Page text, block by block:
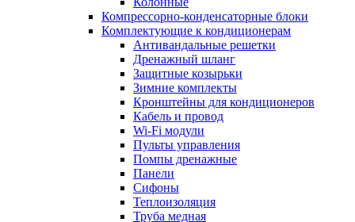
Компрессорно-конденсаторные блоки
Комплектующие к кондиционерам
Антивандальные решетки
Дренажный шланг
Защитные козырьки
Зимние комплекты
Кронштейны для кондиционеров
Кабель и провод
Wi-Fi модули
Пульты управления
Помпы дренажные
Панели
Сифоны
Теплоизоляция
Труба медная